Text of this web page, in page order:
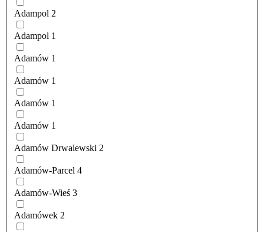
Adampol 2
Adampol 1
Adamów 1
Adamów 1
Adamów 1
Adamów 1
Adamów Drwalewski 2
Adamów-Parcel 4
Adamów-Wieś 3
Adamówek 2